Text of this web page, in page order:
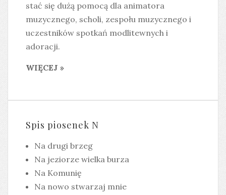
stać się dużą pomocą dla animatora
muzycznego, scholi, zespołu muzycznego i
uczestników spotkań modlitewnych i
adoracji.
WIĘCEJ »
Spis piosenek N
Na drugi brzeg
Na jeziorze wielka burza
Na Komunię
Na nowo stwarzaj mnie